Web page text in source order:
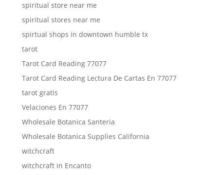
spiritual store near me
spiritual stores near me
spirtual shops in downtown humble tx
tarot
Tarot Card Reading 77077
Tarot Card Reading Lectura De Cartas En 77077
tarot gratis
Velaciones En 77077
Wholesale Botanica Santeria
Wholesale Botanica Supplies California
witchcraft
witchcraft in Encanto